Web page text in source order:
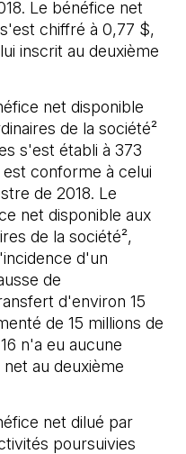
Le bénéfice net
chiffré à 0,77 $,
inscrit au deuxième
net disponible
de la société²
s'est établi à 373
conforme à celui
de 2018. Le
net disponible aux
de la société²,
d'un
de
d'environ 15
de 15 millions de
n'a eu aucune
au deuxième
net dilué par
poursuivies